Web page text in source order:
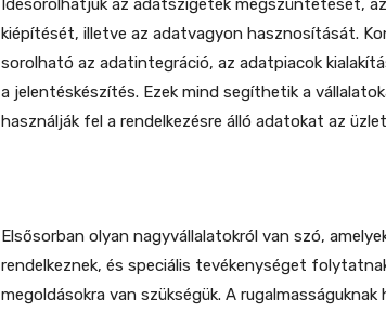
Idesorolhatjuk az adatszigetek megszüntetését,
kiépítését, illetve az adatvagyon hasznosítását.
sorolható az adatintegráció, az adatpiacok
a jelentéskészítés. Ezek mind segíthetik a
használják fel a rendelkezésre álló adatokat az
Elsősorban olyan nagyvállalatokról van szó,
rendelkeznek, és speciális tevékenységet
megoldásokra van szükségük. A